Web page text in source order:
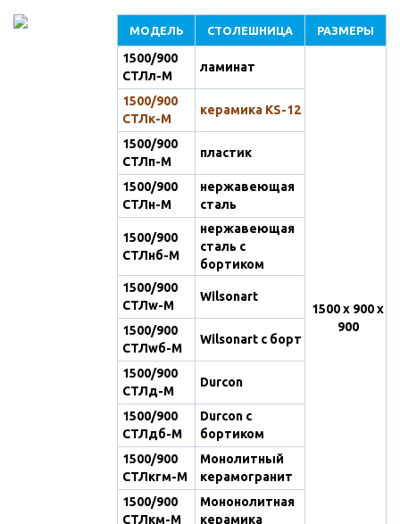
МОДЕЛЬ СТОЛЕШНИЦА РАЗМЕРЫ
1500/900
СТЛл-М
ламинат
1500 х 900 х
900
1500/900
СТЛк-М
керамика KS-12
1500/900
СТЛп-М
пластик
1500/900
СТЛн-М
нержавеющая
сталь
1500/900
СТЛнб-М
нержавеющая
сталь с
бортиком
1500/900
СТЛw-М
Wilsonart
1500/900
СТЛwб-М
Wilsonart с борт
1500/900
СТЛд-М
Durcon
1500/900
СТЛдб-М
Durcon с
бортиком
1500/900
СТЛкгм-М
Монолитный
керамогранит
1500/900
СТЛкм-М
Мононолитная
керамика